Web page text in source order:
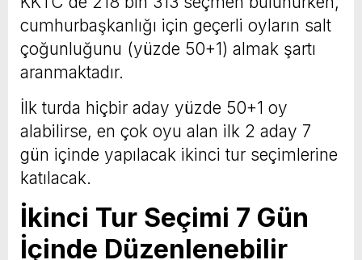
cumhurbaşkanlığı için geçerli oyların salt
çoğunluğunu (yüzde 50+1) almak şartı
aranmaktadır.
İlk turda hiçbir aday yüzde 50+1 oy
alabilirse, en çok oyu alan ilk 2 aday 7
gün içinde yapılacak ikinci tur seçimlerine
katılacak.
İkinci Tur Seçimi 7 Gün
İçinde Düzenlenebilir